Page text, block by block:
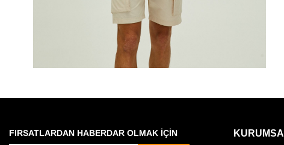
FIRSATLARDAN HABERDAR OLMAK İÇİN